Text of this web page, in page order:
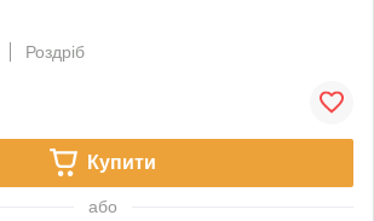
Роздріб
Купити
або